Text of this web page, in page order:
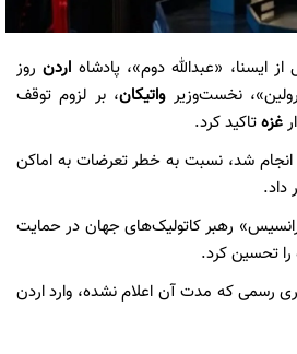
ایسنا، «عبدالله دوم»، پادشاه اردن روز
نخست‌وزیرواتیکان، بر لزوم توقف
غزهتاکید کرد.
انجام شد، نسبت به خطر تعرضات به اماکن
رهبر کاتولیک‌های جهان در حمایت
را تحسین کرد.
رسمی که مدت آن اعلام نشده، وارد اردن